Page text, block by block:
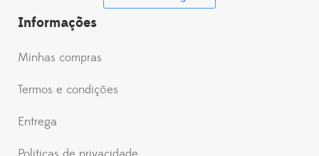
Informações
Minhas compras
Termos e condições
Entrega